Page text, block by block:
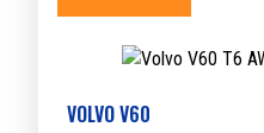
VOLVO V60